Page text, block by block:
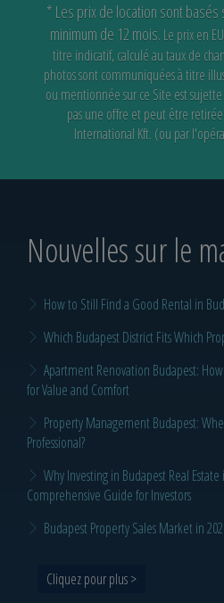
* Les prix de location sont basés
minimum de 12 mois. Le prix en
titre indicatif, calculé au taux de
photos sont communiquées à titre
ou mentionnée sur ce Site est
pas une offre et peut être
International Kft. (ou par
Nouvelles sur le
How to Still Find a Good Rental in
Which Budapest District Fits Which
Apartment Renovation Budapest:
for Value and Comfort
Property Management Budapest:
Professional?
Why Investing in Budapest Real
Comprehensive Guide for Investors
Budapest Property Sales Market in
Cliquez pour plus >